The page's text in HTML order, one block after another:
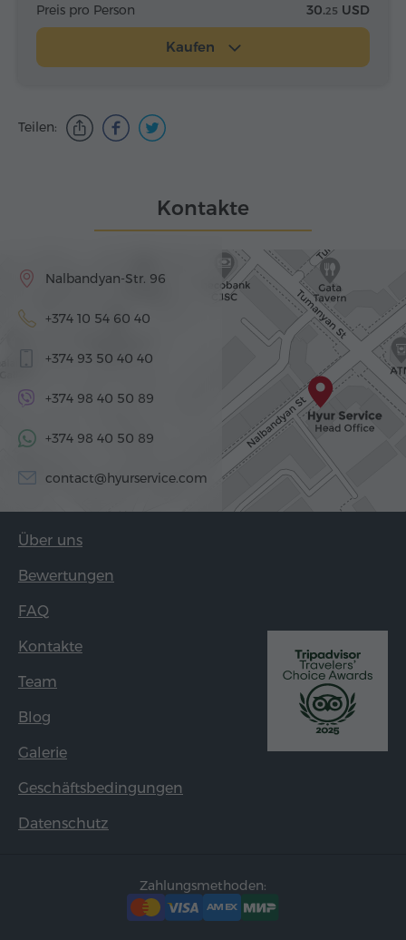
Preis pro Person 30.25 USD
Kaufen
Teilen:
Kontakte
Nalbandyan-Str. 96
+374 10 54 60 40
+374 93 50 40 40
+374 98 40 50 89
+374 98 40 50 89
contact@hyurservice.com
Über uns
Bewertungen
FAQ
Kontakte
Team
Blog
Galerie
Geschäftsbedingungen
Datenschutz
Zahlungsmethoden: